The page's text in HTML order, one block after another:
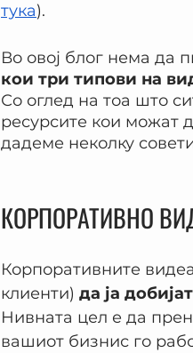
тука).
Во овој блог нема да
кои три типови на
Со оглед на тоа што
ресурсите кои можат
дадеме неколку
КОРПОРАТИВНО
Корпоративните
клиенти) да ја
Нивната цел е да
вашиот бизнис го